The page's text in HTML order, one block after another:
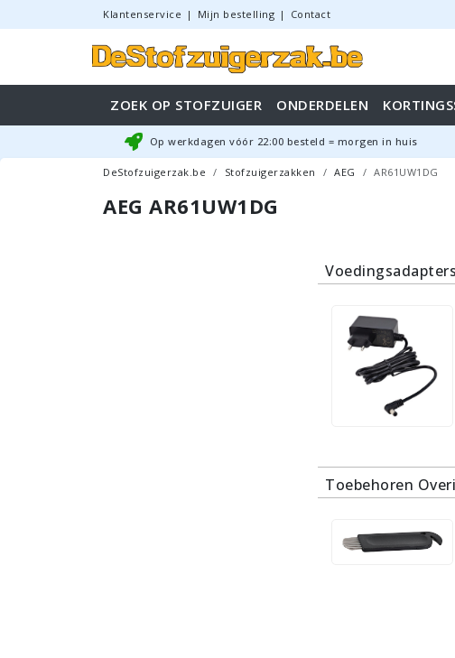
Klantenservice | Mijn bestelling | Contact
ZOEK OP STOFZUIGER ONDERDELEN
Op werkdagen vóór 22:00 besteld = morgen in huis
DeStofzuigerzak.be Stofzuigerzakken AEG AR61UW1DG
AEG AR61UW1DG
Voedingsadapters
Toebehoren